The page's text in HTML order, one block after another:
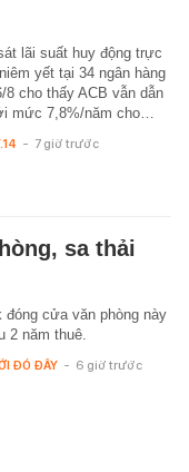
lãi suất huy động trực
yết tại 34 ngân hàng
8 cho thấy ACB vẫn dẫn
mức 7,8%/năm cho…
- 7 giờ trước
sa thải
đóng cửa văn phòng này
2 năm thuê.
ĐÓ ĐÂY - 6 giờ trước